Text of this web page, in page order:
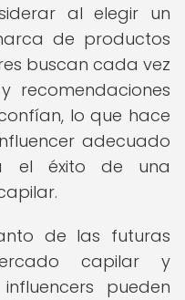
al elegir un
de productos
buscan cada vez
recomendaciones
lo que hace
adecuado
el éxito de una
de las futuras
capilar y
pueden